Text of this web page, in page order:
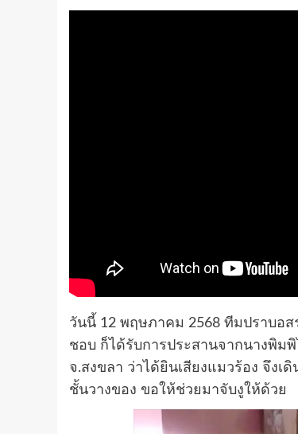
วันนี้ 12 พฤษภาคม 2568 ทีมปราบอ
ชอบ ก็ได้รับการประสานจากนางพิม
จ.สงขลา ว่าได้ยินเสียงแมวร้อง จึง
ชั้นวางของ ขอให้ช่วยมาจับงูให้ด้วย